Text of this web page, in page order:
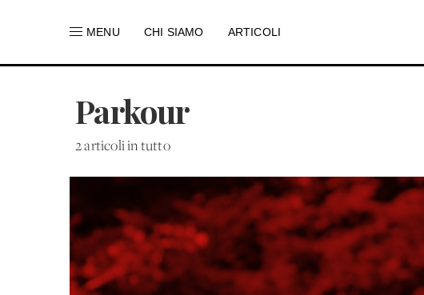
MENU CHI SIAMO ARTICOLI
Parkour
2 articoli in tutto